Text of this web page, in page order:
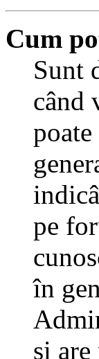
Cum
Sunt
când
pe
în
şi